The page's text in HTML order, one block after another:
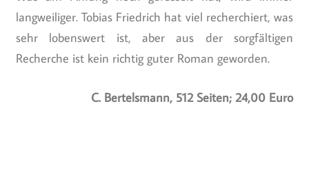
langweiliger. Tobias Friedrich hat viel recherchiert, was
sehr lobenswert ist, aber aus der sorgfältigen
Recherche ist kein richtig guter Roman geworden.
C. Bertelsmann, 512 Seiten; 24,00 Euro